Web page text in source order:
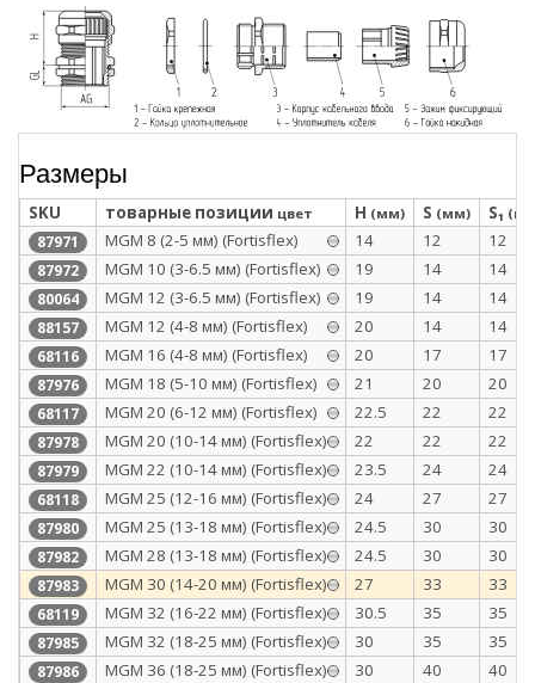
Размеры
SKU товарные позиции цвет H (мм) S (мм) S₁
87971 МGM 8 (2-5 мм) (Fortisflex) 14 12 12
87972 МGM 10 (3-6.5 мм) (Fortisflex) 19 14 14
80064 MGM 12 (3-6.5 мм) (Fortisflex) 19 14 14
88157 МGM 12 (4-8 мм) (Fortisflex) 20 14 14
68116 MGM 16 (4-8 мм) (Fortisflex) 20 17 17
87976 МGM 18 (5-10 мм) (Fortisflex) 21 20 20
68117 MGM 20 (6-12 мм) (Fortisflex) 22.5 22 22
87978 МGM 20 (10-14 мм) (Fortisflex) 22 22 22
87979 МGM 22 (10-14 мм) (Fortisflex) 23.5 24 24
68118 MGM 25 (12-16 мм) (Fortisflex) 24 27 27
87980 МGM 25 (13-18 мм) (Fortisflex) 24.5 30 30
87982 МGM 28 (13-18 мм) (Fortisflex) 24.5 30 30
87983 МGM 30 (14-20 мм) (Fortisflex) 27 33 33
68119 MGM 32 (16-22 мм) (Fortisflex) 30.5 35 35
87985 МGM 32 (18-25 мм) (Fortisflex) 30 35 35
87986 МGM 36 (18-25 мм) (Fortisflex) 30 40 40